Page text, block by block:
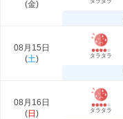
(金)
08月15日
(土) タラタラ
08月16日
(日 ) タラタラ